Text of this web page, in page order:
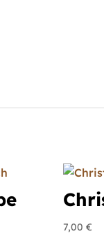
7,00€